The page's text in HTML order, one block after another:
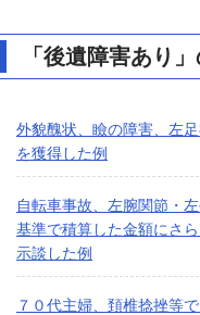
「後遺障害あり
外貌醜状、瞼の障害、左
を獲得した例
自転車事故、左腕関節・
基準で積算した金額にさ
示談した例
７０代主婦、頚椎捻挫等